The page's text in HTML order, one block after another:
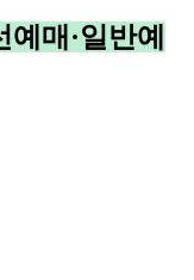
매·일반예